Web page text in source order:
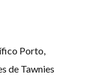
Porto,
de Tawnies